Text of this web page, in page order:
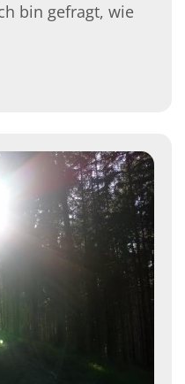
bin gefragt, wie